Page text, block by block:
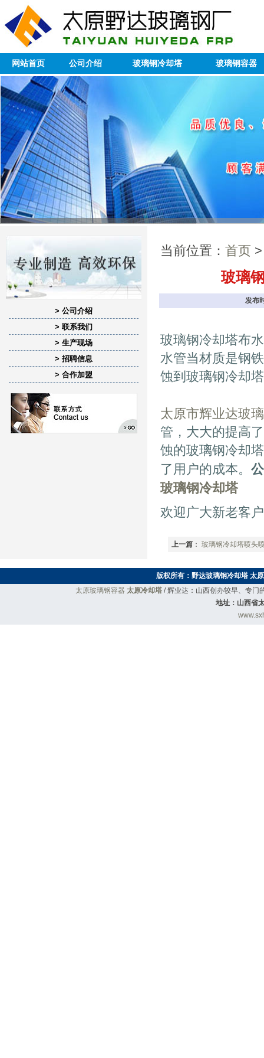
网站首页 公司介绍 玻璃钢冷却塔 玻璃钢容器
> 公司介绍
> 联系我们
> 生产现场
> 招聘信息
> 合作加盟
当前位置： 首页
玻璃
发布
玻璃钢冷却塔布
水管当材质是钢
蚀到玻璃钢冷却
太原市辉业达玻
管，大大的提高
蚀的玻璃钢冷却
了用户的成本。
玻璃钢冷却塔
欢迎广大新老客
上一篇 ： 玻璃钢冷却塔喷头
版权所有： 野达玻璃钢冷却塔 太
太原玻璃钢容器 太原冷却塔 / 辉业达：山西创办较早、专门
地址：山西省